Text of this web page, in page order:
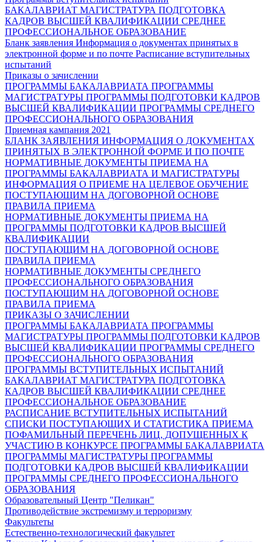
БАКАЛАВРИАТ МАГИСТРАТУРА ПОДГОТОВКА
КАДРОВ ВЫСШЕЙ КВАЛИФИКАЦИИ СРЕДНЕЕ
ПРОФЕССИОНАЛЬНОЕ ОБРАЗОВАНИЕ
Бланк заявления Информация о документах принятых в
электронной форме и по почте Расписание вступительных
испытаний
Приказы о зачислении
ПРОГРАММЫ БАКАЛАВРИАТА ПРОГРАММЫ
МАГИСТРАТУРЫ ПРОГРАММЫ ПОДГОТОВКИ КАДРОВ
ВЫСШЕЙ КВАЛИФИКАЦИИ ПРОГРАММЫ СРЕДНЕГО
ПРОФЕССИОНАЛЬНОГО ОБРАЗОВАНИЯ
Приемная кампания 2021
БЛАНК ЗАЯВЛЕНИЯ ИНФОРМАЦИЯ О ДОКУМЕНТАХ
ПРИНЯТЫХ В ЭЛЕКТРОННОЙ ФОРМЕ И ПО ПОЧТЕ
НОРМАТИВНЫЕ ДОКУМЕНТЫ ПРИЕМА НА
ПРОГРАММЫ БАКАЛАВРИАТА И МАГИСТРАТУРЫ
ИНФОРМАЦИЯ О ПРИЕМЕ НА ЦЕЛЕВОЕ ОБУЧЕНИЕ
ПОСТУПАЮЩИМ НА ДОГОВОРНОЙ ОСНОВЕ
ПРАВИЛА ПРИЕМА
НОРМАТИВНЫЕ ДОКУМЕНТЫ ПРИЕМА НА
ПРОГРАММЫ ПОДГОТОВКИ КАДРОВ ВЫСШЕЙ
КВАЛИФИКАЦИИ
ПОСТУПАЮЩИМ НА ДОГОВОРНОЙ ОСНОВЕ
ПРАВИЛА ПРИЕМА
НОРМАТИВНЫЕ ДОКУМЕНТЫ СРЕДНЕГО
ПРОФЕССИОНАЛЬНОГО ОБРАЗОВАНИЯ
ПОСТУПАЮЩИМ НА ДОГОВОРНОЙ ОСНОВЕ
ПРАВИЛА ПРИЕМА
ПРИКАЗЫ О ЗАЧИСЛЕНИИ
ПРОГРАММЫ БАКАЛАВРИАТА ПРОГРАММЫ
МАГИСТРАТУРЫ ПРОГРАММЫ ПОДГОТОВКИ КАДРОВ
ВЫСШЕЙ КВАЛИФИКАЦИИ ПРОГРАММЫ СРЕДНЕГО
ПРОФЕССИОНАЛЬНОГО ОБРАЗОВАНИЯ
ПРОГРАММЫ ВСТУПИТЕЛЬНЫХ ИСПЫТАНИЙ
БАКАЛАВРИАТ МАГИСТРАТУРА ПОДГОТОВКА
КАДРОВ ВЫСШЕЙ КВАЛИФИКАЦИИ СРЕДНЕЕ
ПРОФЕССИОНАЛЬНОЕ ОБРАЗОВАНИЕ
РАСПИСАНИЕ ВСТУПИТЕЛЬНЫХ ИСПЫТАНИЙ
СПИСКИ ПОСТУПАЮЩИХ И СТАТИСТИКА ПРИЕМА
ПОФАМИЛЬНЫЙ ПЕРЕЧЕНЬ ЛИЦ, ДОПУЩЕННЫХ К
УЧАСТИЮ В КОНКУРСЕ ПРОГРАММЫ БАКАЛАВРИАТА
ПРОГРАММЫ МАГИСТРАТУРЫ ПРОГРАММЫ
ПОДГОТОВКИ КАДРОВ ВЫСШЕЙ КВАЛИФИКАЦИИ
ПРОГРАММЫ СРЕДНЕГО ПРОФЕССИОНАЛЬНОГО
ОБРАЗОВАНИЯ
Образовательный Центр "Пеликан"
Противодействие экстремизму и терроризму
Факультеты
Естественно-технологический факультет